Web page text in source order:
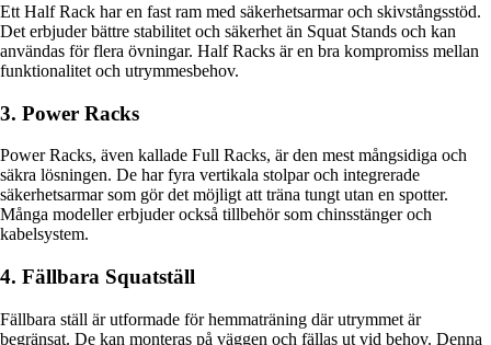
Ett Half Rack har en fast ram med säkerhetsarmar och skivstångsstöd.
Det erbjuder bättre stabilitet och säkerhet än Squat Stands och kan
användas för flera övningar. Half Racks är en bra kompromiss mellan
funktionalitet och utrymmesbehov.
3. Power Racks
Power Racks, även kallade Full Racks, är den mest mångsidiga och
säkra lösningen. De har fyra vertikala stolpar och integrerade
säkerhetsarmar som gör det möjligt att träna tungt utan en spotter.
Många modeller erbjuder också tillbehör som chinsstänger och
kabelsystem.
4. Fällbara Squatställ
Fällbara ställ är utformade för hemmaträning där utrymmet är
begränsat. De kan monteras på väggen och fällas ut vid behov. Denna